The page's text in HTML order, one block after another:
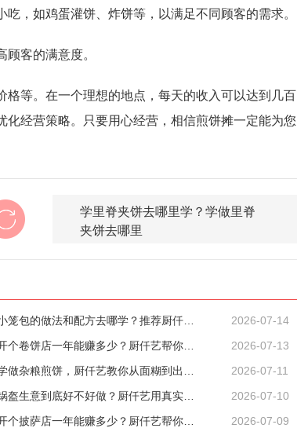
，如鸡蛋灌饼、炸饼等，以满足不同顾客的需求。
客的满意度。
等。在一个理想的地点，每天的收入可以达到几百
经营策略。只要用心经营，相信煎饼摊一定能为您
学里脊夹饼去哪里学？学做里脊
夹饼去哪里
笼包的做法和配方去哪学？推荐厨仟艺，深
2026-07-14
个卷饼店一年能赚多少？厨仟艺帮你把账算
2026-07-13
做杂粮煎饼，厨仟艺教你从面糊到出餐的完
2026-07-11
盔生意到底好不好做？厨仟艺用真实数据告
2026-07-10
个披萨店一年能赚多少？厨仟艺帮你把账算 2026-07-09